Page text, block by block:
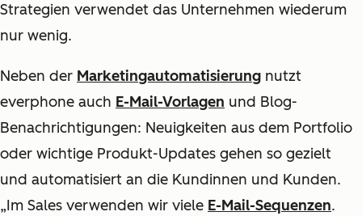
Strategien verwendet das Unternehmen wiederum
nur wenig.
Neben der Marketingautomatisierung nutzt
everphone auch E-Mail-Vorlagen und Blog-
Benachrichtigungen: Neuigkeiten aus dem Portfolio
oder wichtige Produkt-Updates gehen so gezielt
und automatisiert an die Kundinnen und Kunden.
„Im Sales verwenden wir viele E-Mail-Sequenzen.